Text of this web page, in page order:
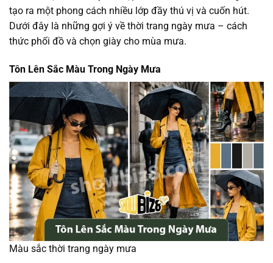
tạo ra một phong cách nhiều lớp đầy thú vị và cuốn hút.
Dưới đây là những gợi ý về thời trang ngày mưa – cách
thức phối đồ và chọn giày cho mùa mưa.
Tôn Lên Sắc Màu Trong Ngày Mưa
Màu sắc thời trang ngày mưa